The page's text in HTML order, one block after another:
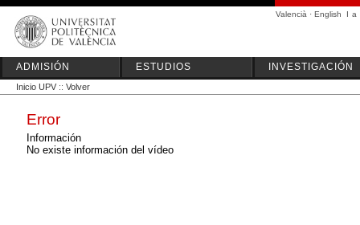
Valencià · English I a
ADMISIÓN ESTUDIOS INVESTIGACIÓN
Inicio UPV :: Volver
Error
Información
No existe información del vídeo